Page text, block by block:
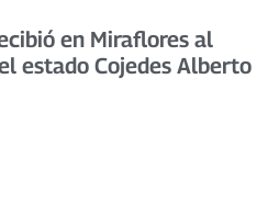
en Miraflores al
estado Cojedes Alberto